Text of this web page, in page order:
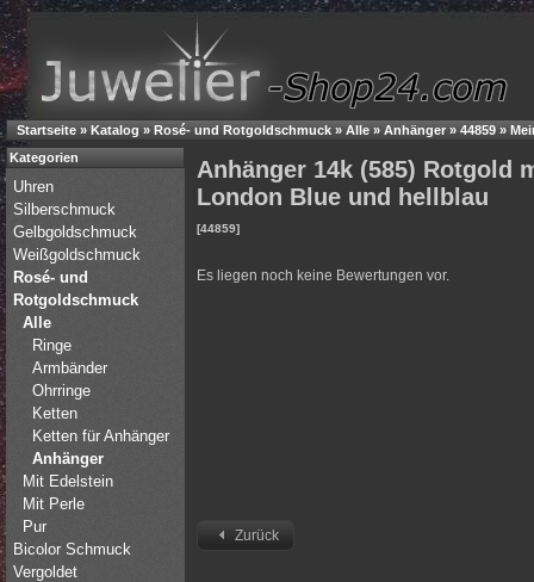
Startseite » Katalog » Rosé- und Rotgoldschmuck » Alle » Anhänger» 44859 »
Anhänger 14k (585) Rotgold
London Blue und hellblau
[44859]
Es liegen noch keine Bewertungen vor.
Zurück
Kategorien
Uhren
Silberschmuck
Gelbgoldschmuck
Weißgoldschmuck
Rosé- und
Rotgoldschmuck
Alle
Ringe
Armbänder
Ohrringe
Ketten
Ketten für Anhänger
Anhänger
Mit Edelstein
Mit Perle
Pur
Bicolor Schmuck
Vergoldet